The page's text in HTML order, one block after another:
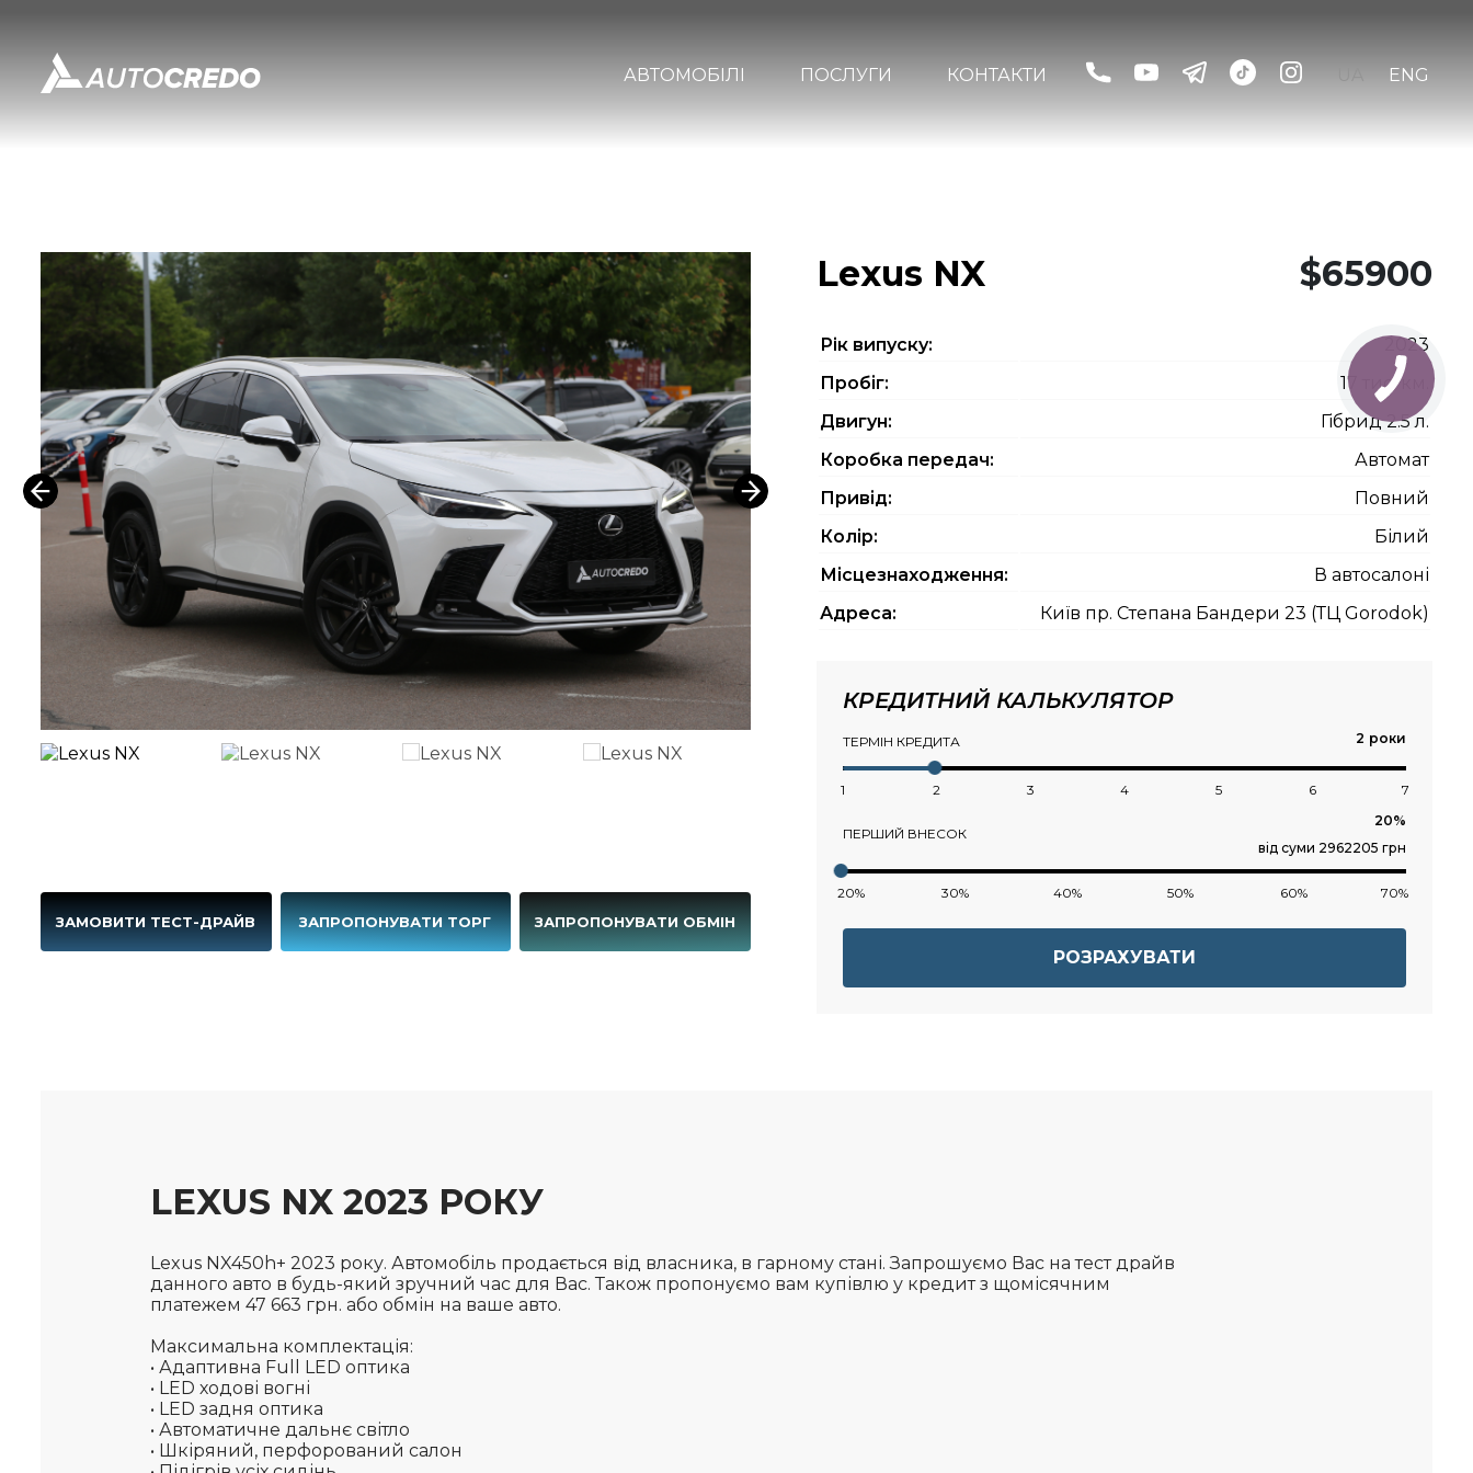
АВТОМОБІЛІ ПОСЛУГИ КОНТАКТИ ENG
ЗАМОВИТИ ТЕСТ-ДРАЙВ ЗАПРОПОНУВАТИ ТОРГ ЗАПРОПОНУВАТИ ОБМІН
Lexus NX $65900
Рiк випуску:
2023
Пробіг:
17 тис. км.
Двигун:
Гібрид 2.5 л.
Коробка передач:
Автомат
Привід:
Повний
Колір:
Білий
Місцезнаходження:
В автосалоні
Адреса:
Київ пр. Степана Бандери 23 (ТЦ Gorodok)
КРЕДИТНИЙ КАЛЬКУЛЯТОР
ТЕРМІН КРЕДИТА роки
1 2 3 4 5 6 7
ПЕРШИЙ ВНЕСОК
від суми 2962205 грн
20% 30% 40% 50% 60% 70%
РОЗРАХУВАТИ
LEXUS NX 2023 РОКУ
Lexus NX450h+ 2023 року. Автомобіль продається від власника, в гарному стані. Запрошуємо Вас на тест драйв
данного авто в будь-який зручний час для Вас. Також пропонуємо вам купівлю у кредит з щомісячним
платежем 47 663 грн. або обмін на ваше авто.
Максимальна комплектація:
• Адаптивна Full LED оптика
• LED ходові вогні
• LED задня оптика
• Автоматичне дальнє світло
• Шкіряний, перфорований салон